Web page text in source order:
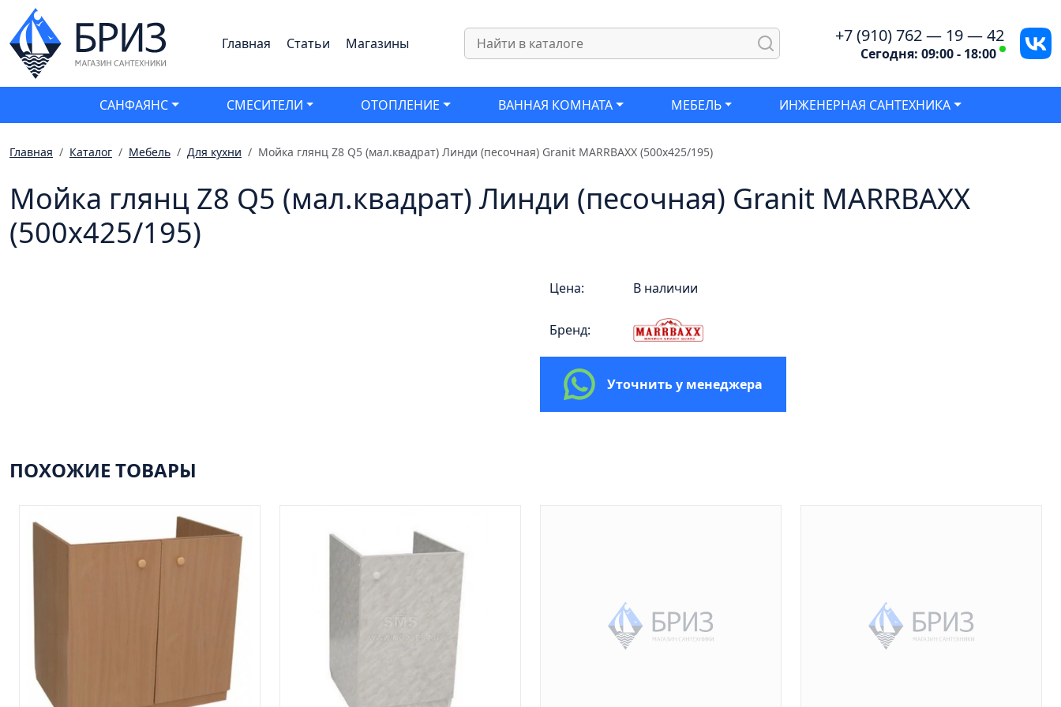
Главная Статьи Магазины +7 (910) 762 — 19 — 42
Сегодня: 09:00 - 18:00
САНФАЯНС СМЕСИТЕЛИ ОТОПЛЕНИЕ ВАННАЯ КОМНАТА МЕБЕЛЬ ИНЖЕНЕРНАЯ САНТЕХНИКА
Главная Каталог Мебель Для кухни Мойка глянц Z8 Q5 (мал.квадрат) Линди (песочная) Granit MARRBAXX (500х425/195)
Мойка глянц Z8 Q5 (мал.квадрат) Линди (песочная) Granit MARRBAXX
(500х425/195)
Цена: В наличии
Бренд:
Уточнить у менеджера
ПОХОЖИЕ ТОВАРЫ